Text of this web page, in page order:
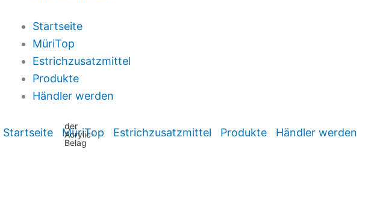
Startseite
MüriTop
Estrichzusatzmittel
Produkte
Händler werden
Startseite MüriTop
der
Acrylic-
Belag
Estrichzusatzmittel Produkte Händler werden